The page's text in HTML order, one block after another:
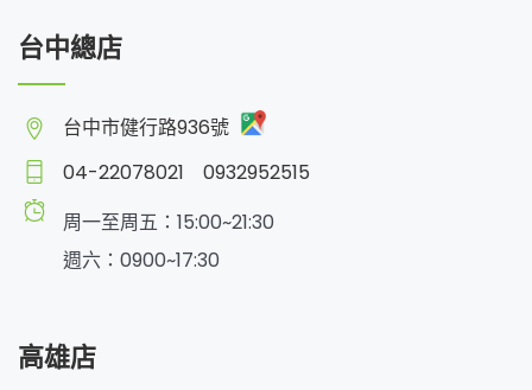
台中總店
台中市健行路936號
04-22078021
0932952515
周一至周五：15:00~21:30
週六：0900~17:30
高雄店